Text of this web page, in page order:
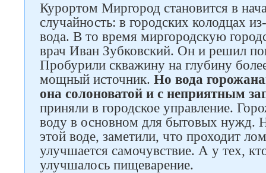
Курортом Миргород становится в
случайность: в городских колодцах
вода. В то время миргородскую
врач Иван Зубковский. Он и решил
Пробурили скважину на глубину
мощный источник. Но вода
она солоноватой и с неприятным
приняли в городское управление.
воду в основном для бытовых нужд.
этой воде, заметили, что проходит
улучшается самочувствие. А у тех,
улучшалось пищеварение.